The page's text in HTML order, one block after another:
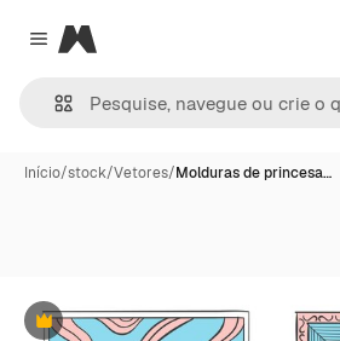
Close menu
Magnific
Início/stock/Vetores/Molduras de princesa…
Premium